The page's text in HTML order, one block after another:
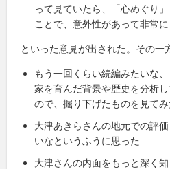
って見ていたら、「心めぐり
ことで、意外性があって非常
といった意見が出された。その一
もう一回くらい続編みたいな
家を育んだ背景や歴史を分析
ので、掘り下げたものを見て
大津あきらさんの地元での評
いなというふうに思った
大津さんの内面をもっと深く